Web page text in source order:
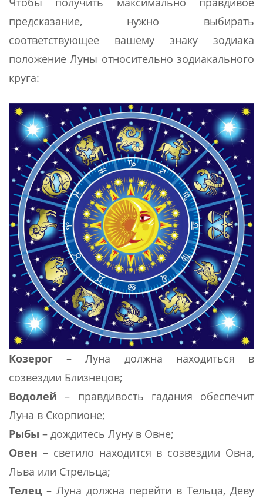
предсказание, нужно выбирать
соответствующее вашему знаку зодиака
положение Луны относительно зодиакального
круга:
Козерог – Луна должна находиться в
созвездии Близнецов;
Водолей – правдивость гадания обеспечит
Луна в Скорпионе;
Рыбы – дождитесь Луну в Овне;
Овен – светило находится в созвездии Овна,
Льва или Стрельца;
Телец – Луна должна перейти в Тельца, Деву